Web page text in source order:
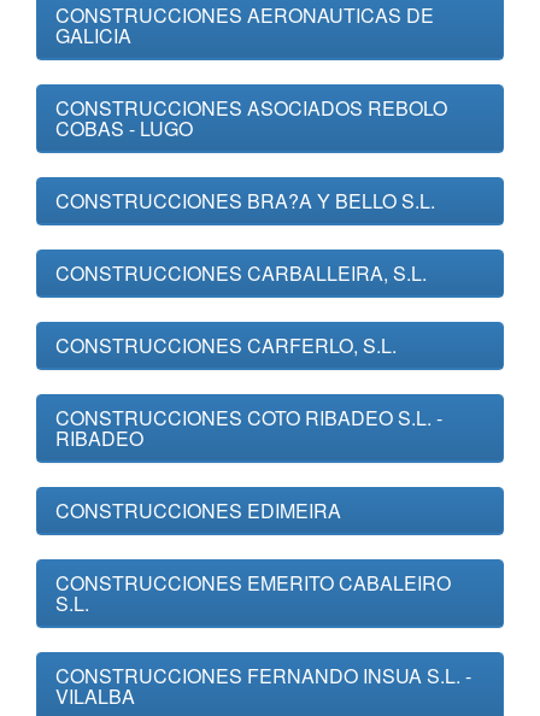
CONSTRUCCIONES AERONAUTICAS DE
GALICIA
CONSTRUCCIONES ASOCIADOS REBOLO
COBAS - LUGO
CONSTRUCCIONES BRA?A Y BELLO S.L.
CONSTRUCCIONES CARBALLEIRA, S.L.
CONSTRUCCIONES CARFERLO, S.L.
CONSTRUCCIONES COTO RIBADEO S.L. -
RIBADEO
CONSTRUCCIONES EDIMEIRA
CONSTRUCCIONES EMERITO CABALEIRO
S.L.
CONSTRUCCIONES FERNANDO INSUA S.L. -
VILALBA